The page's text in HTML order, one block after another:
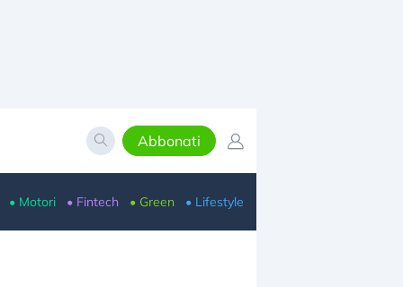
Abbonati
• Motori • Fintech • Green • Lifestyle